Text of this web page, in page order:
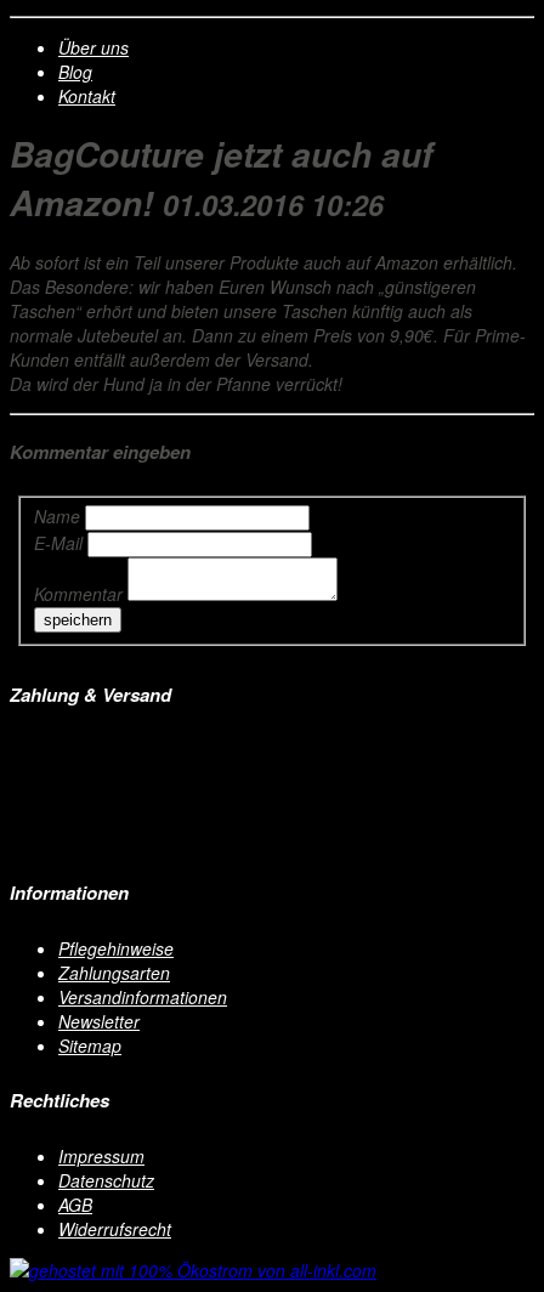
Über uns
Blog
Kontakt
BagCouture jetzt auch auf
Amazon! 01.03.2016 10:26
Ab sofort ist ein Teil unserer Produkte auch auf Amazon erhältlich.
Das Besondere: wir haben Euren Wunsch nach „günstigeren
Taschen“ erhört und bieten unsere Taschen künftig auch als
normale Jutebeutel an. Dann zu einem Preis von 9,90€. Für Prime-
Kunden entfällt außerdem der Versand.
Da wird der Hund ja in der Pfanne verrückt!
Kommentar eingeben
Name
E-Mail
Kommentar
Zahlung & Versand
Informationen
Pflegehinweise
Zahlungsarten
Versandinformationen
Newsletter
Sitemap
Rechtliches
Impressum
Datenschutz
AGB
Widerrufsrecht